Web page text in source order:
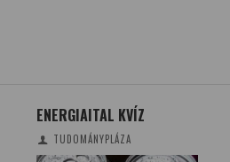
ENERGIAITAL KVÍZ
TUDOMÁNYPLÁZA